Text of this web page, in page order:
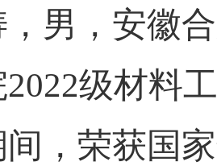
男，安徽
2022级材料
间，荣获国